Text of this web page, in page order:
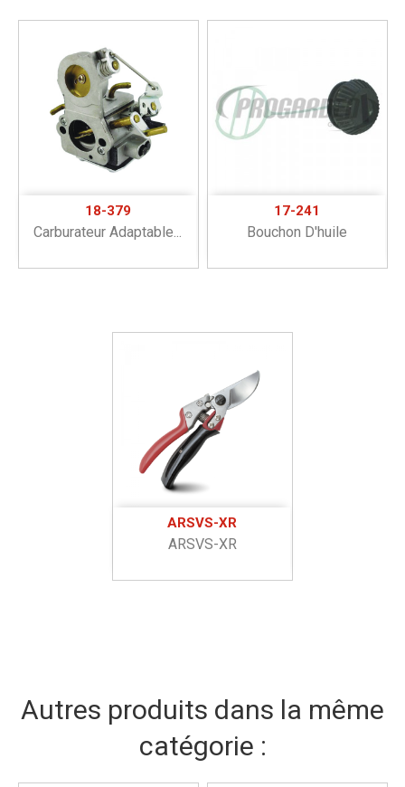
18-379
Carburateur Adaptable...
17-241
Bouchon D'huile
ARSVS-XR
ARSVS-XR
Autres produits dans la même
catégorie :